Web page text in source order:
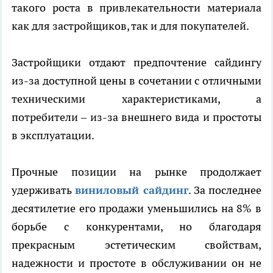
такого роста в привлекательности материала
как для застройщиков, так и для покупателей.
Застройщики отдают предпочтение сайдингу
из-за доступной цены в сочетании с отличными
техническими характеристиками, а
потребители – из-за внешнего вида и простоты
в эксплуатации.
Прочные позиции на рынке продолжает
удерживатьвиниловый сайдинг. За последнее
десятилетие его продажи уменьшились на 8% в
борьбе с конкурентами, но благодаря
прекрасным эстетическим свойствам,
надежности и простоте в обслуживании он не